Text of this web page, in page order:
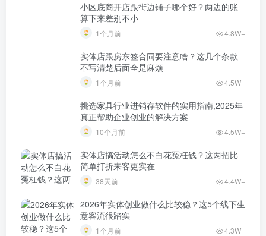
小区底商开店跟街边铺子哪个好？两边的账
算下来差别不小
1个月前 4.8W+
实体店跟房东签合同要注意啥？这几个条款
不写清楚后面全是麻烦
1个月前 4.5W+
挑选家具行业进销存软件的实用指南,2025年
真正帮助企业创业的解决方案
10个月前 4.5W+
实体店搞活动怎么不白花冤枉钱？这两招比
简单打折来客更实在
38天前 4.4W+
2026年实体创业做什么比较稳？这5个线下生
意客流很踏实
1个月前 4.3W+